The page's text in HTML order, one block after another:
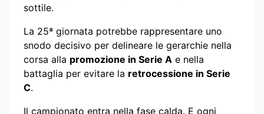
sottile.
La 25ª giornata potrebbe rappresentare uno
snodo decisivo per delineare le gerarchie nella
corsa alla promozione in Serie A e nella
battaglia per evitare la retrocessione in Serie
C.
Il campionato entra nella fase calda. E ogni